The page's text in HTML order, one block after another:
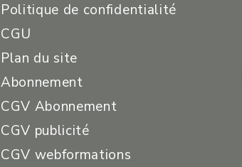
Politique de confidentialité
CGU
Plan du site
Abonnement
CGV Abonnement
CGV publicité
CGV webformations